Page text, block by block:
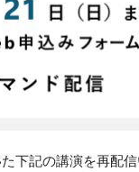
下記の講演を再配信